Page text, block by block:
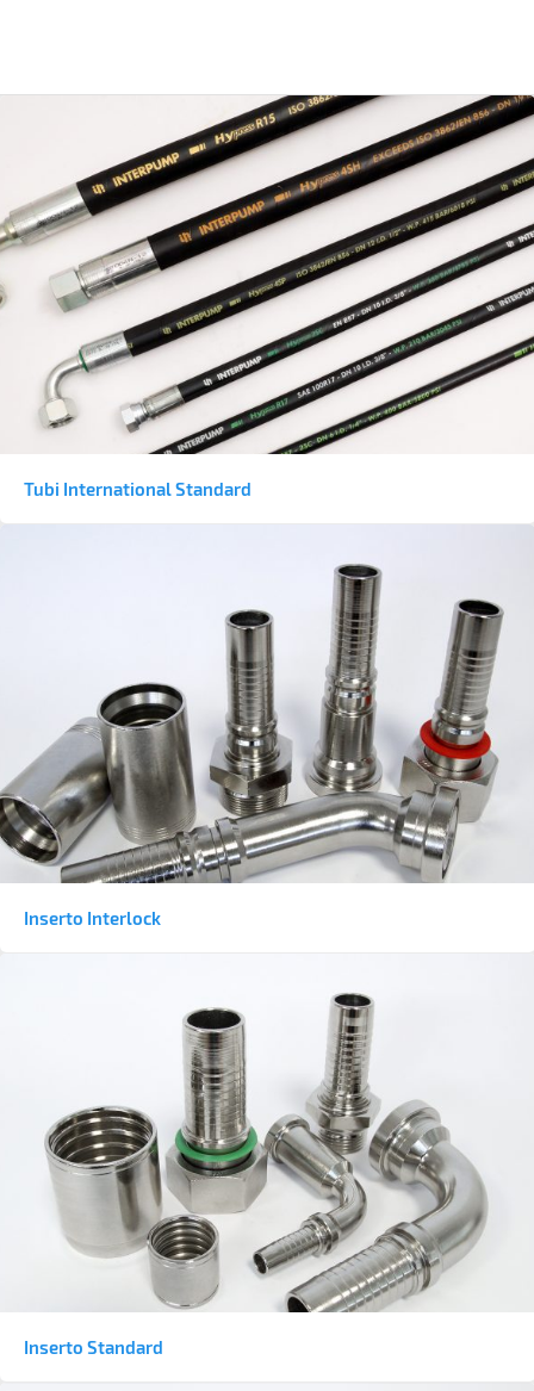
Tubi International Standard
Inserto Interlock
Inserto Standard